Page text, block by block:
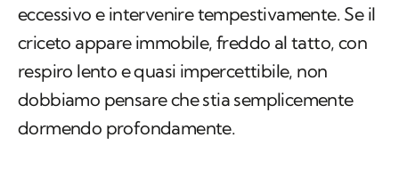
eccessivo e intervenire tempestivamente. Se il
criceto appare immobile, freddo al tatto, con
respiro lento e quasi impercettibile, non
dobbiamo pensare che stia semplicemente
dormendo profondamente.